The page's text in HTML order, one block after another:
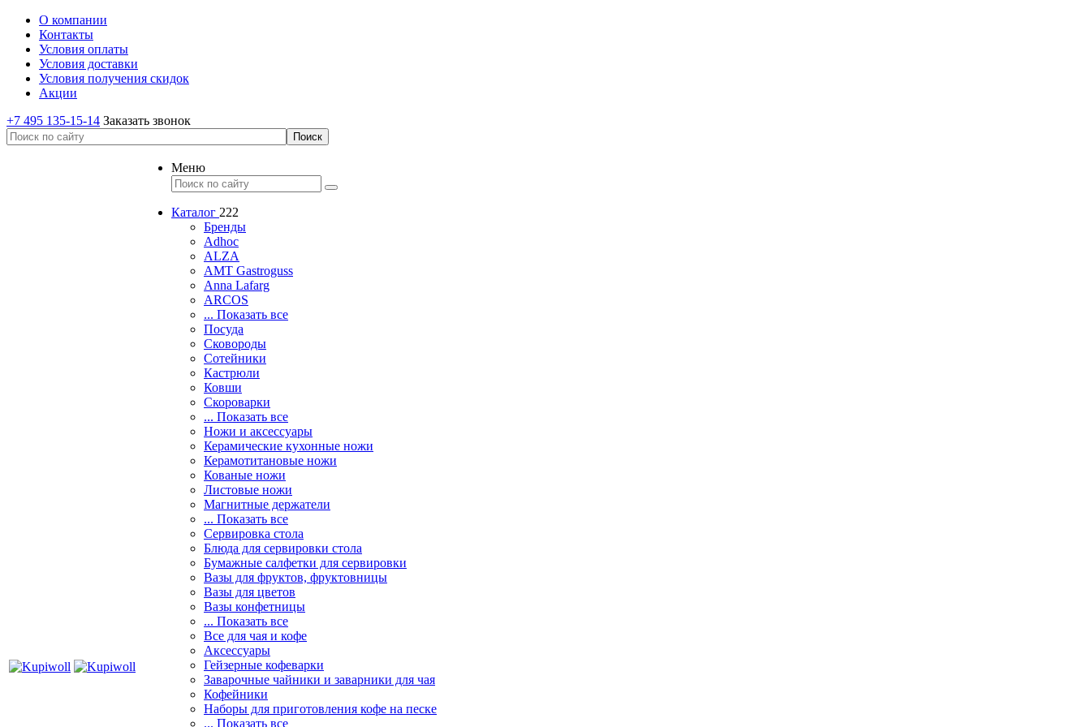
О компании
Контакты
Условия оплаты
Условия доставки
Условия получения скидок
Акции
+7 495 135-15-14 Заказать звонок
Меню
Каталог 222
Бренды
Adhoc
ALZA
AMT Gastroguss
Anna Lafarg
ARCOS
... Показать все
Посуда
Сковороды
Сотейники
Кастрюли
Ковши
Скороварки
... Показать все
Ножи и аксессуары
Керамические кухонные ножи
Керамотитановые ножи
Кованые ножи
Листовые ножи
Магнитные держатели
... Показать все
Сервировка стола
Блюда для сервировки стола
Бумажные салфетки для сервировки
Вазы для фруктов, фруктовницы
Вазы для цветов
Вазы конфетницы
... Показать все
Все для чая и кофе
Аксессуары
Гейзерные кофеварки
Заварочные чайники и заварники для чая
Кофейники
Наборы для приготовления кофе на песке
... Показать все